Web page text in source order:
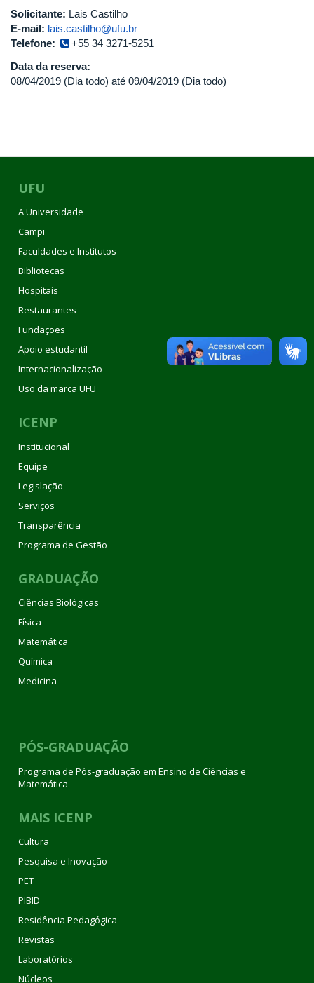
Solicitante: Lais Castilho
E-mail: lais.castilho@ufu.br
Telefone:
+55 34 3271-5251
Data da reserva:
08/04/2019 (Dia todo) até 09/04/2019 (Dia todo)
UFU
A Universidade
Campi
Faculdades e Institutos
Bibliotecas
Hospitais
Restaurantes
Fundações
Apoio estudantil
Internacionalização
Uso da marca UFU
ICENP
Institucional
Equipe
Legislação
Serviços
Transparência
Programa de Gestão
GRADUAÇÃO
Ciências Biológicas
Física
Matemática
Química
Medicina
PÓS-GRADUAÇÃO
Programa de Pós-graduação em Ensino de Ciências e
Matemática
MAIS ICENP
Cultura
Pesquisa e Inovação
PET
PIBID
Residência Pedagógica
Revistas
Laboratórios
Núcleos